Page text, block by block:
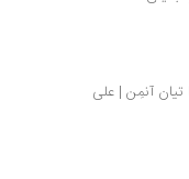
درباره جمهوری خلق نسیان یا تجدید دیدار با تیان آنمِن | علی